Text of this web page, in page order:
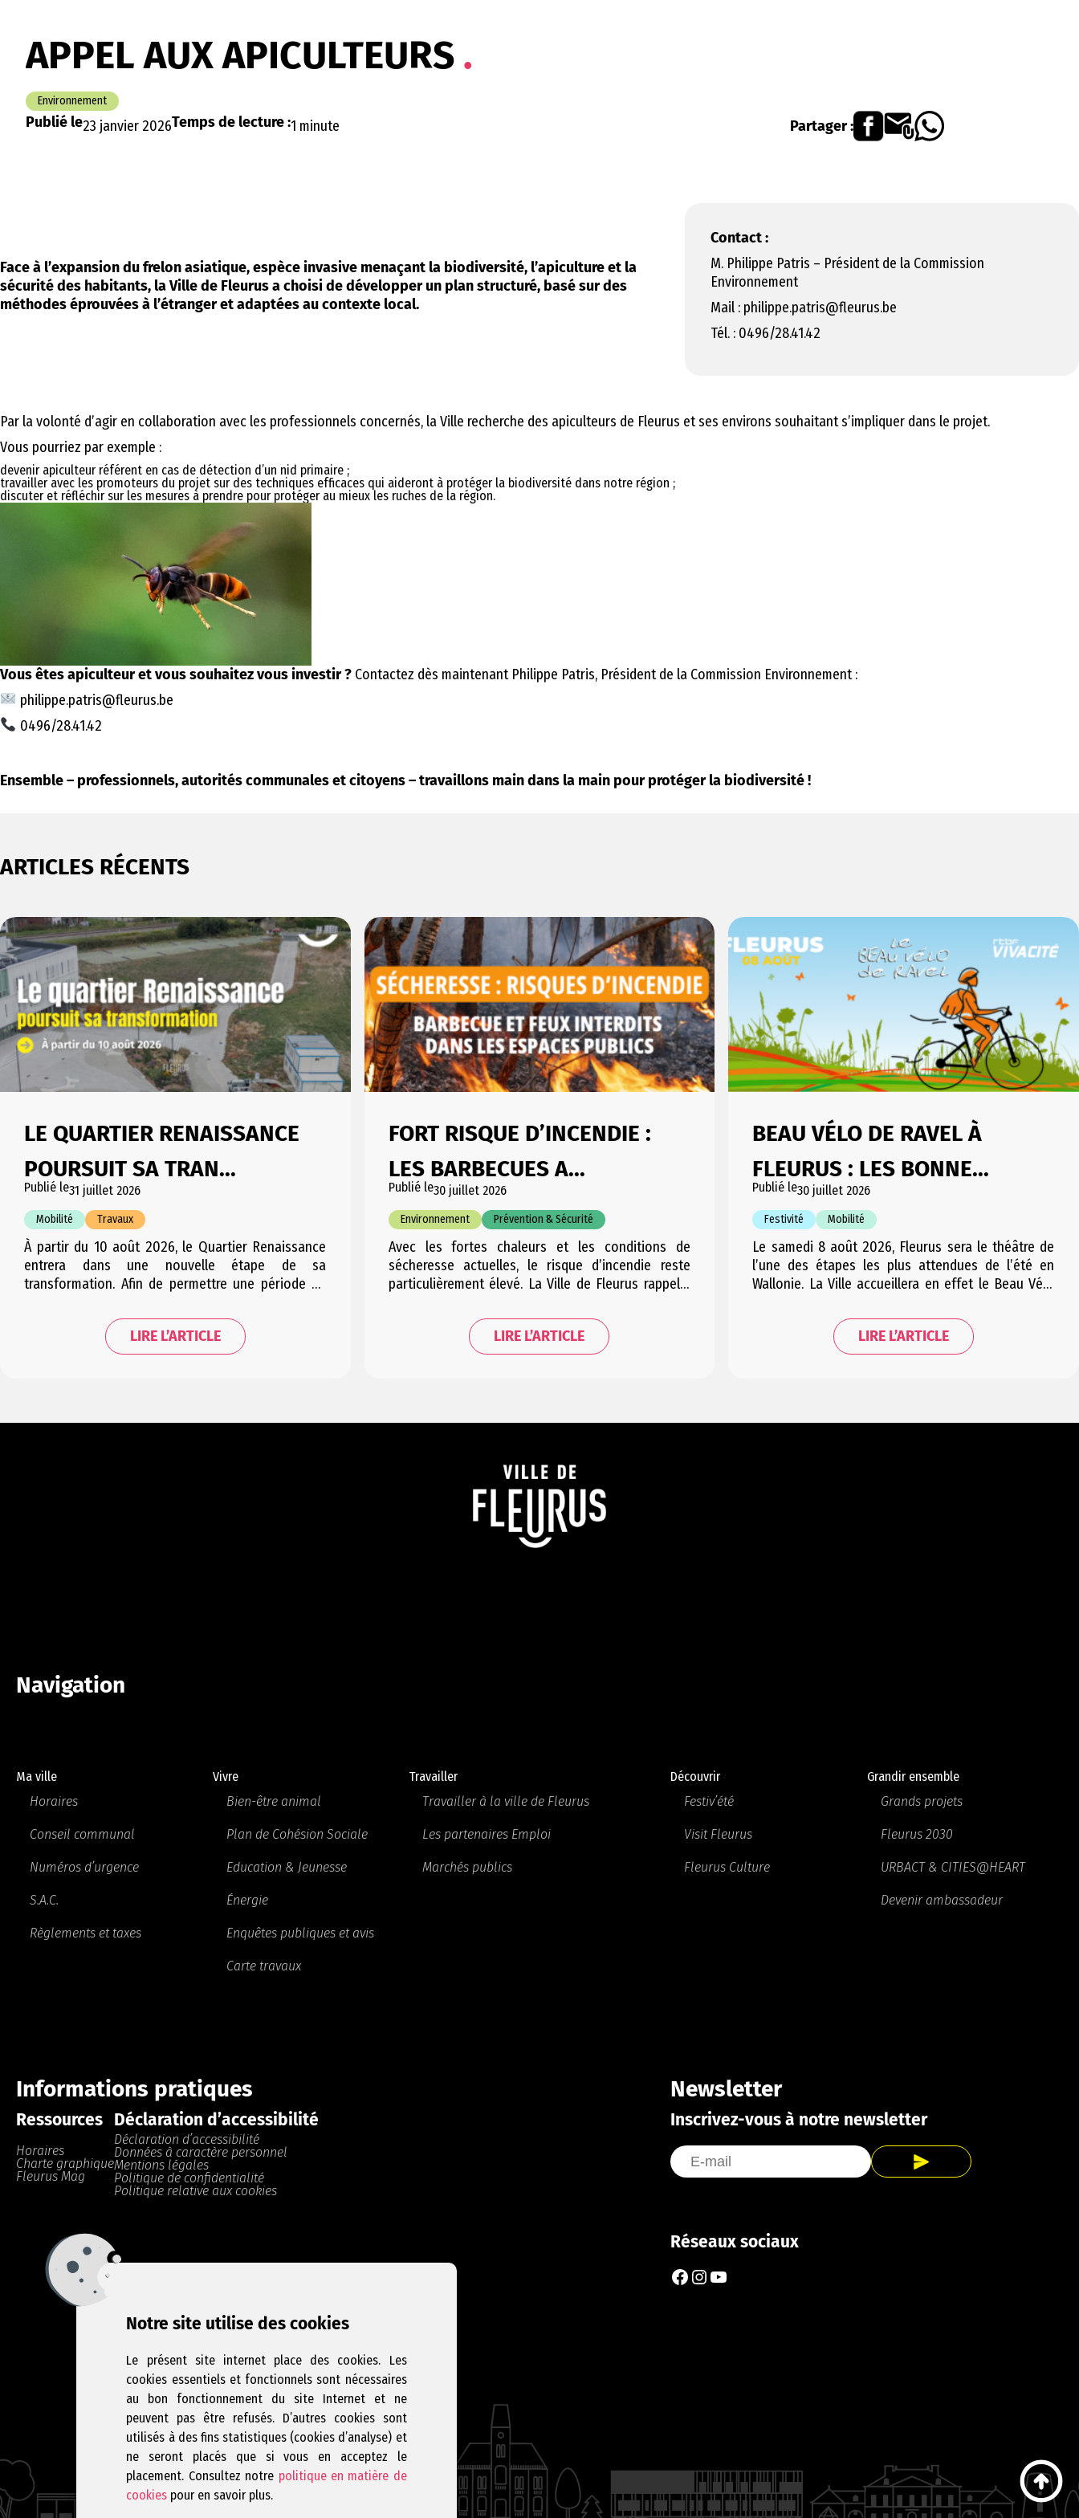
APPEL AUX APICULTEURS
Environnement
Publié le23 janvier 2026Temps de lecture :1 minute Partager :
Face à l’expansion du frelon asiatique, espèce invasive menaçant la biodiversité, l’apiculture et la
sécurité des habitants, la Ville de Fleurus a choisi de développer un plan structuré, basé sur des
méthodes éprouvées à l’étranger et adaptées au contexte local.
Contact :
M. Philippe Patris – Président de la Commission
Environnement
Mail : philippe.patris@fleurus.be
Tél. : 0496/28.41.42
Par la volonté d’agir en collaboration avec les professionnels concernés, la Ville recherche des apiculteurs de Fleurus et ses environs souhaitant s’impliquer dans le projet.
Vous pourriez par exemple :
devenir apiculteur référent en cas de détection d’un nid primaire ;
travailler avec les promoteurs du projet sur des techniques efficaces qui aideront à protéger la biodiversité dans notre région ;
discuter et réfléchir sur les mesures à prendre pour protéger au mieux les ruches de la région.
Vous êtes apiculteur et vous souhaitez vous investir ? Contactez dès maintenant Philippe Patris, Président de la Commission Environnement :
philippe.patris@fleurus.be
0496/28.41.42
Ensemble – professionnels, autorités communales et citoyens – travaillons main dans la main pour protéger la biodiversité !
ARTICLES RÉCENTS
LE QUARTIER RENAISSANCE
POURSUIT SA TRAN...
Publié le31 juillet 2026
Mobilité Travaux
À partir du 10 août 2026, le Quartier Renaissance
entrera dans une nouvelle étape de sa
transformation. Afin de permettre une période de
d’embarras possible pour les riverains, cette étape
sera répartie en plusieurs courtes phases
successives. Les trois phases se suivant
LIRE L’ARTICLE
FORT RISQUE D’INCENDIE :
LES BARBECUES A...
Publié le30 juillet 2026
Environnement Prévention & Sécurité
Avec les fortes chaleurs et les conditions de
sécheresse actuelles, le risque d’incendie reste
particulièrement élevé. La Ville de Fleurus rappelle
plus grande vigilance, notamment dans les espaces
naturels et boisés. Documents utiles Des barbecues
ont encore récemment été observés, notamment à
LIRE L’ARTICLE
BEAU VÉLO DE RAVEL À
FLEURUS : LES BONNE...
Publié le30 juillet 2026
Festivité Mobilité
Le samedi 8 août 2026, Fleurus sera le théâtre de
l’une des étapes les plus attendues de l’été en
Wallonie. La Ville accueillera en effet le Beau Vélo
rassemble chaque année plusieurs milliers de
cyclistes et de visiteurs autour d’une journée
placée sous le signe de la…
LIRE L’ARTICLE
Navigation
Ma ville
Horaires
Conseil communal
Numéros d’urgence
S.A.C.
Règlements et taxes
Vivre
Bien-être animal
Plan de Cohésion Sociale
Education & Jeunesse
Énergie
Enquêtes publiques et avis
Carte travaux
Travailler
Travailler à la ville de Fleurus
Les partenaires Emploi
Marchés publics
Découvrir
Festiv’été
Visit Fleurus
Fleurus Culture
Grandir ensemble
Grands projets
Fleurus 2030
URBACT & CITIES@HEART
Devenir ambassadeur
Informations pratiques
Ressources
Horaires
Charte graphique
Fleurus Mag
Déclaration d’accessibilité
Déclaration d’accessibilité
Données à caractère personnel
Mentions légales
Politique de confidentialité
Politique relative aux cookies
Newsletter
Inscrivez-vous à notre newsletter
Réseaux sociaux
Facebook
Instagram
YouTube
Notre site utilise des cookies
Le présent site internet place des cookies. Les
cookies essentiels et fonctionnels sont nécessaires
au bon fonctionnement du site Internet et ne
peuvent pas être refusés. D’autres cookies sont
utilisés à des fins statistiques (cookies d’analyse) et
ne seront placés que si vous en acceptez le
placement. Consultez notre politique en matière de
cookies pour en savoir plus.